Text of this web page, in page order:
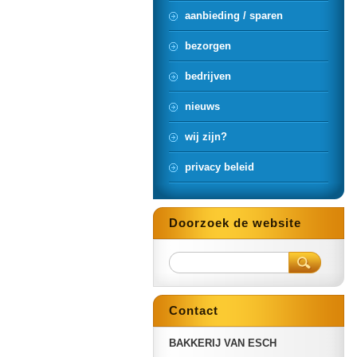
aanbieding / sparen
bezorgen
bedrijven
nieuws
wij zijn?
privacy beleid
Doorzoek de website
Contact
BAKKERIJ VAN ESCH